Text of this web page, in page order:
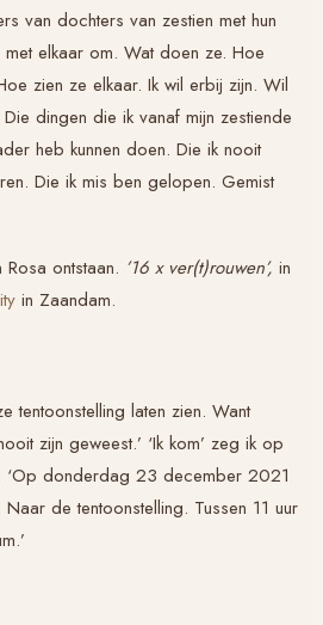
van dochters van zestien met hun
elkaar om. Wat doen ze. Hoe
zien ze elkaar. Ik wil erbij zijn. Wil
dingen die ik vanaf mijn zestiende
heb kunnen doen. Die ik nooit
Die ik mis ben gelopen. Gemist
ontstaan. ’16 x ver(t)rouwen’, in
in Zaandam.
tentoonstelling laten zien. Want
zijn geweest.’ ‘Ik kom’ zeg ik op
‘Op donderdag 23 december 2021
de tentoonstelling. Tussen 11 uur